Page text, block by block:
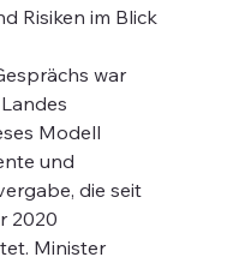
Risiken im Blick
war
Modell
und
die seit
2020
Minister